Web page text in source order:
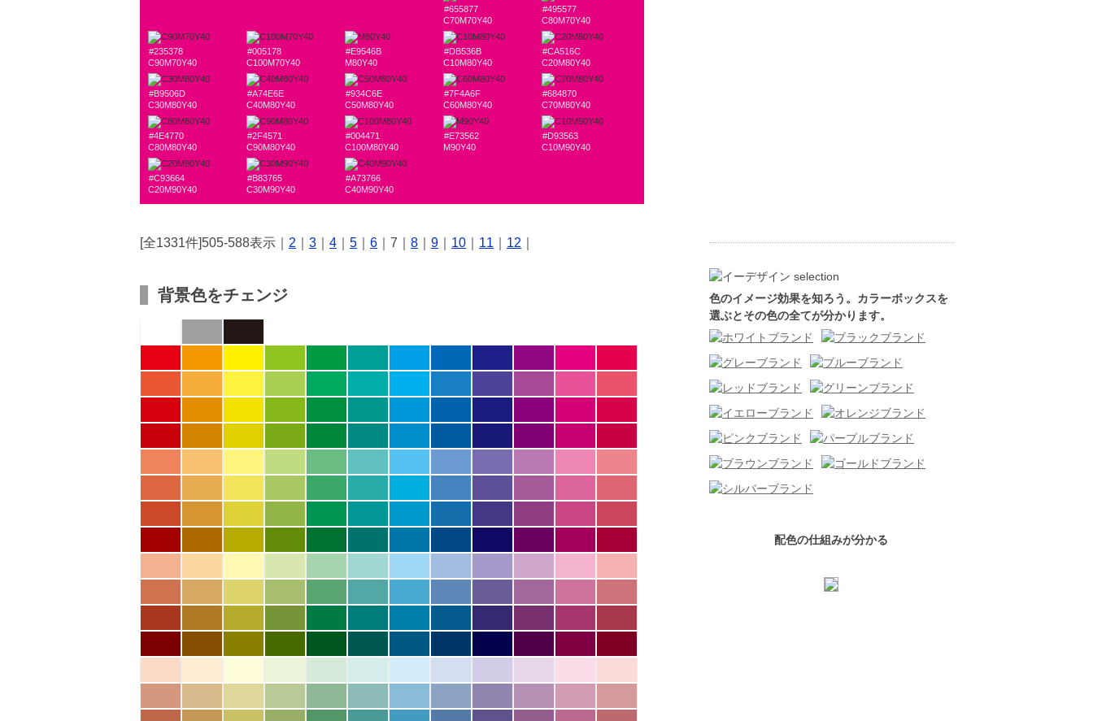
#655877
C70M70Y40
#495577
C80M70Y40
#235378
C90M70Y40
#005178
C100M70Y40
#E9546B
M80Y40
#DB536B
C10M80Y40
#CA516C
C20M80Y40
#B9506D
C30M80Y40
#A74E6E
C40M80Y40
#934C6E
C50M80Y40
#7F4A6F
C60M80Y40
#684870
C70M80Y40
#4E4770
C80M80Y40
#2F4571
C90M80Y40
#004471
C100M80Y40
#E73562
M90Y40
#D93563
C10M90Y40
#C93664
C20M90Y40
#B83765
C30M90Y40
#A73766
C40M90Y40
[全1331件]505-588表示｜ 2 3 4 5 6 ｜7｜ 8 9 10 11 12
背景色をチェンジ
色のイメージ効果を知ろう。カラーボックスを
選ぶとその色の全てが分かります。
配色の仕組みが分かる